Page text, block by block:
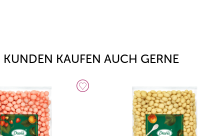
KUNDEN KAUFEN AUCH GERNE